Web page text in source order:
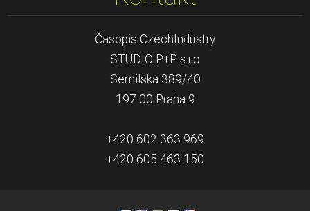
Časopis CzechIndustry
STUDIO P+P s.r.o
Semilská 389/40
197 00 Praha 9
+420 602 363 969
+420 605 463 150